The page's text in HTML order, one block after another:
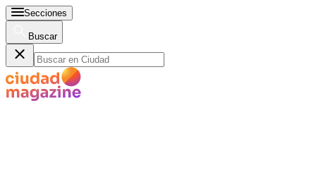
Secciones
Buscar